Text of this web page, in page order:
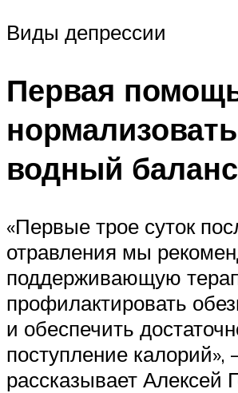
Виды депрессии
Первая
нормализовать
водный баланс
«Первые трое суток
отравления мы
поддерживающую
профилактировать
и обеспечить
поступление
рассказывает Алексей